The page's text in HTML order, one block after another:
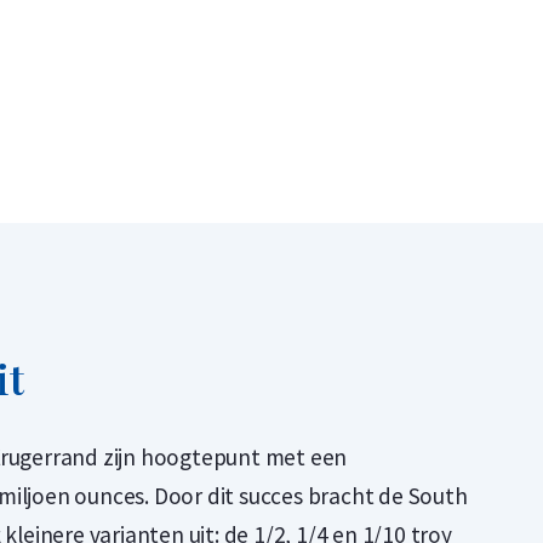
zijn hoogtepunt met een
ounces. Door dit succes bracht de South
varianten uit: de 1/2, 1/4 en 1/10 troy